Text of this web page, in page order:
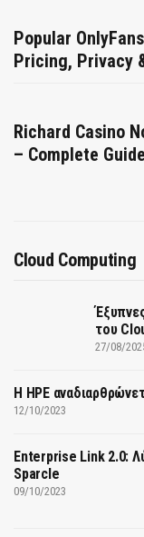
Popular
Pricing, Privacy
Richard Casino
– Complete Guide
Cloud Computing
του
27/08/
H HPE
12/10/2023
Enterprise Link 2.0:
Sparcle
09/10/2023